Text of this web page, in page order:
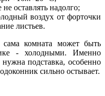
оставлять надолго;
воздух от форточки
листьев.
комната может быть
- холодными. Именно
подставка, особенно
сильно остывает.